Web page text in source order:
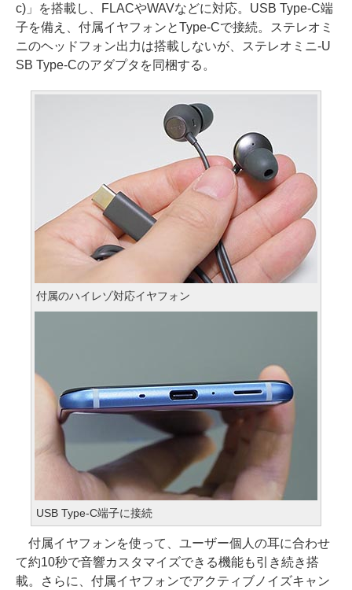
c)」を搭載し、FLACやWAVなどに対応。USB Type-C端
子を備え、付属イヤフォンとType-Cで接続。ステレオミ
ニのヘッドフォン出力は搭載しないが、ステレオミニ-U
SB Type-Cのアダプタを同梱する。
付属のハイレゾ対応イヤフォン
USB Type-C端子に接続
付属イヤフォンを使って、ユーザー個人の耳に合わせ
て約10秒で音響カスタマイズできる機能も引き続き搭
載。さらに、付属イヤフォンでアクティブノイズキャン